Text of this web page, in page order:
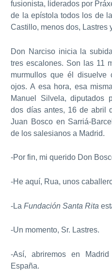
fusionista, liderados por
de la epístola todos los de
Castillo, menos dos, Lastres
Don Narciso inicia la
tres escalones. Son las 11
murmullos que él
ojos. A esa hora, esa
Manuel Silvela, diputados
dos días antes, 16 de abril
Juan Bosco en Sarriá-
de los salesianos a Madrid.
-Por fin, mi querido Don
-He aquí, Rua, unos
-LaFundación Santa Rita
-Un momento, Sr. Lastres.
-Así, abriremos en
España.